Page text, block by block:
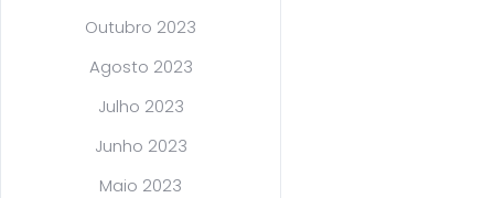
Outubro 2023
Agosto 2023
Julho 2023
Junho 2023
Maio 2023